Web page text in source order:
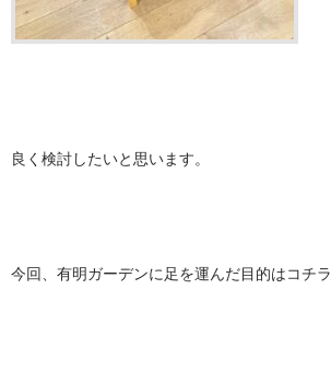
良く検討したいと思います。
今回、有明ガーデンに足を運んだ目的はコチラ